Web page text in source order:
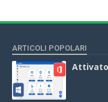
ARTICOLI POPOLARI